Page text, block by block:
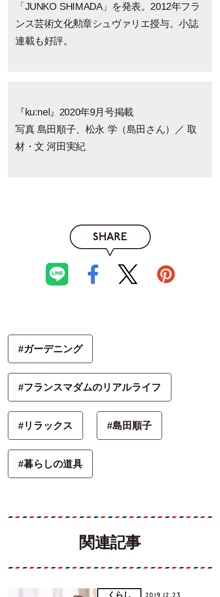
「JUNKO SHIMADA」を発表。2012年フラ
ンス芸術文化勲章シュヴァリエ授与。小誌
連載も好評。
『ku:nel』2020年9月号掲載
写真 島田順子、松永 学（島田さん）／ 取
材・文 河田実紀
SHARE
#ガーデニング
#フランスマダムのリアルライフ
#リラックス #島田順子
#暮らしの道具
関連記事
くらし